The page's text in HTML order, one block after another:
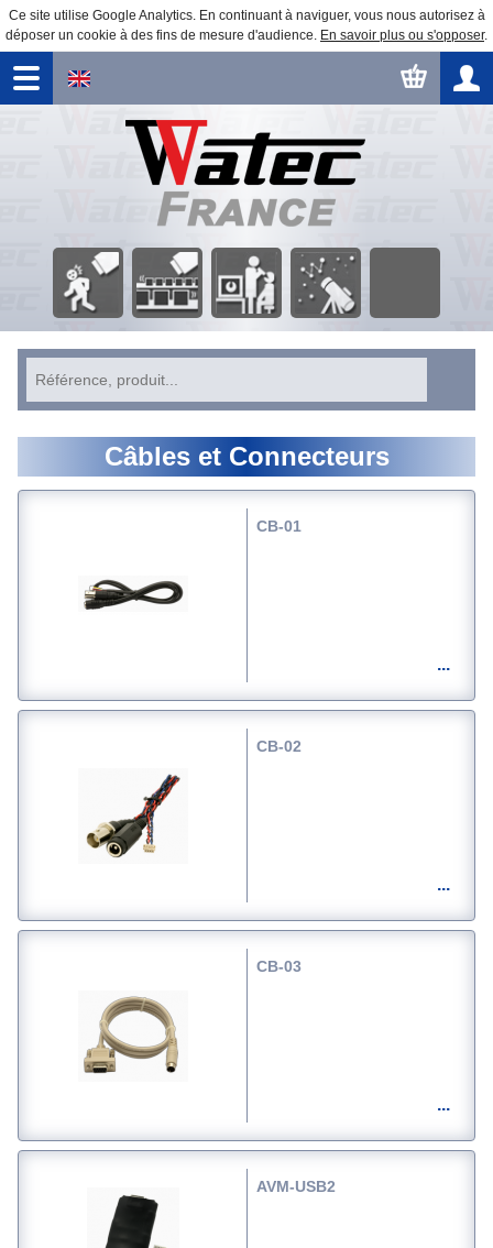
Ce site utilise Google Analytics. En continuant à naviguer, vous nous autorisez à
déposer un cookie à des fins de mesure d'audience. En savoir plus ou s'opposer.
Automatisme Éducation
Câbles et Connecteurs
CB-01
CB-02
CB-03
AVM-USB2